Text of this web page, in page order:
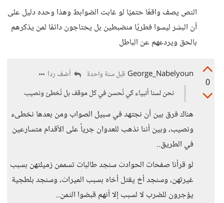
النص يصف واقعًا حتميًا لو غابت الضوابط وهذا وحده دليل على
أن البشر ليسوا فطريًا منضبطين بل يحتاجون دائمًا لمن يذكرهم
بالحق ويردعهم عن الباطل
0
George_Nabelyoun قبل سنة واحدة
أضف ردا
نحن لسنا أنبياء كي نُحسن في كل موقف بل نُخطئ ونصيب
هناك فرق بين أن نجتهد في سبيل الصواب ومن بعدها نخطىء
ونصيب، وبين أننا نذهب للعدوان جرياً على الأقدام متسارعين
في الطريق..
لو قرأنا صفحات الحوادث سنجد طالبات تسممن زميلتهن بسبب
غيرتهن، وسنجد أخ يقتل أخاه بسبب الميراث، وسنجد بلطجية
يؤجرون للضرب لا لسبب إلا أنهم قبضوا الثمن..